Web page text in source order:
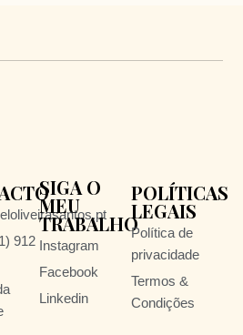
912
SIGA O
MEU
TRABALHO
Instagram
Facebook
Linkedin
POLÍTICAS
LEGAIS
Política de
privacidade
Termos &
Condições